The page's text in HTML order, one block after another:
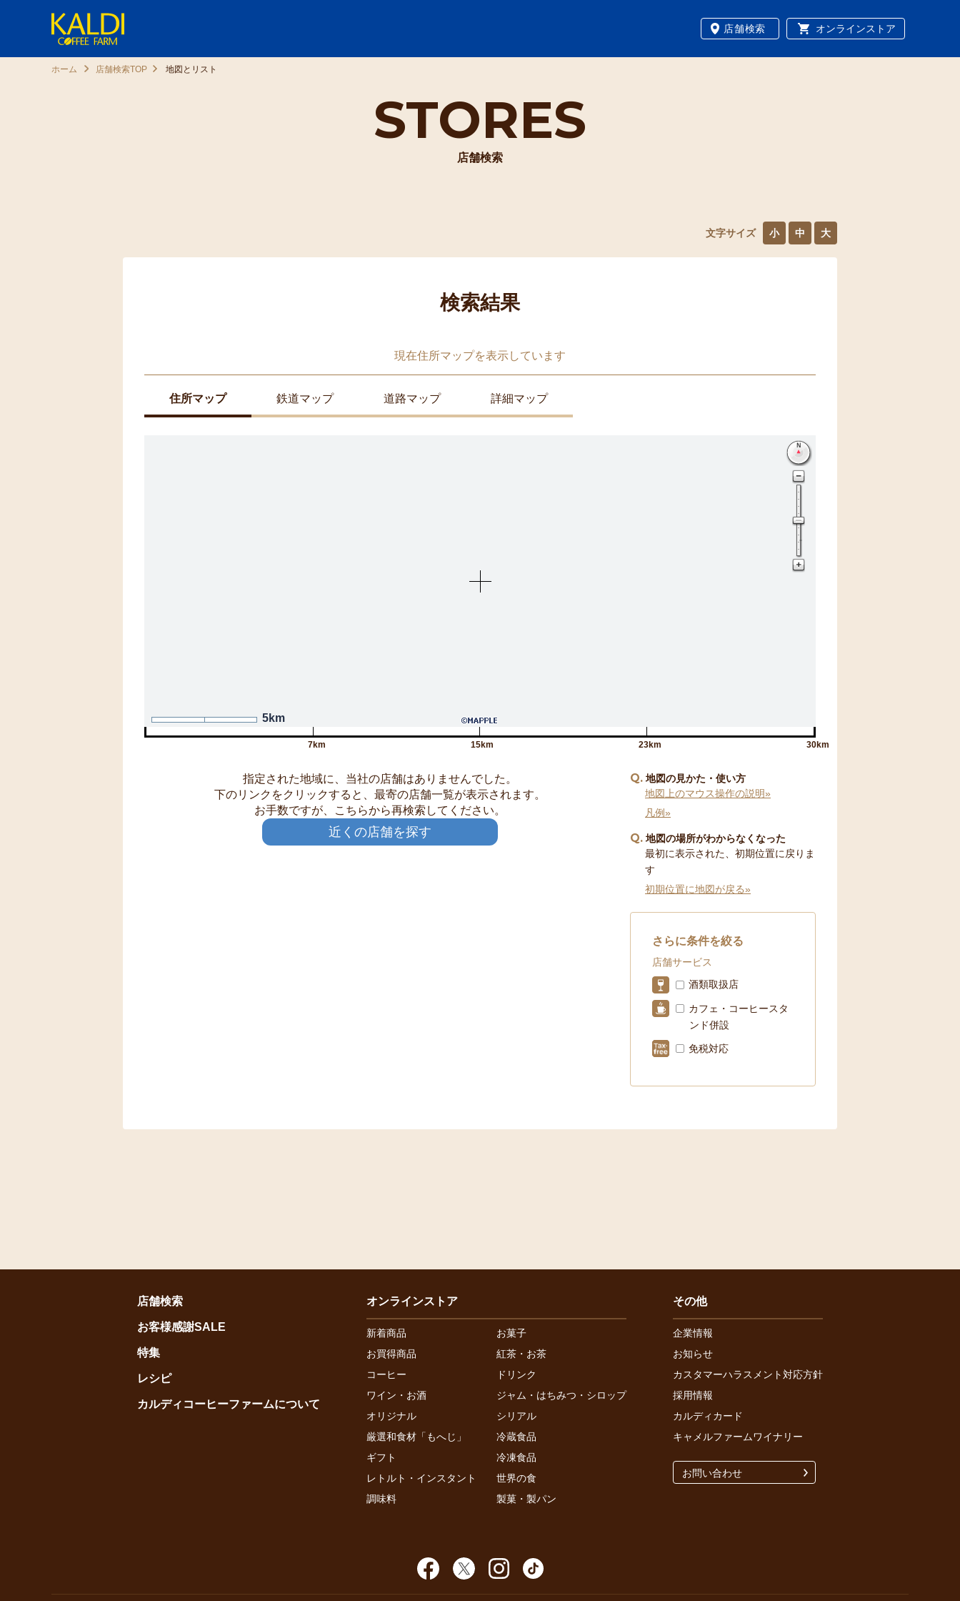
店舗検索 オンラインストア
STORES
店舗検索
ホーム 店舗検索TOP 地図とリスト
文字サイズ 小 中 大
検索結果
現在住所マップを表示しています
住所マップ 鉄道マップ 道路マップ 詳細マップ
5km
7km 15km 23km 30km
指定された地域に、当社の店舗はありませんでした。
下のリンクをクリックすると、最寄の店舗一覧が表示されます。
お手数ですが、こちらから再検索してください。
近くの店舗を探す
Q 地図の見かた・使い方
地図上のマウス操作の説明»
凡例»
Q 地図の場所がわからなくなった
最初に表示された、初期位置に戻りま
す
初期位置に地図が戻る»
さらに条件を絞る
店舗サービス
酒類取扱店
カフェ・コーヒースタ
ンド併設
免税対応
店舗検索
お客様感謝SALE
特集
レシピ
カルディコーヒーファームについて
オンラインストア
新着商品
お菓子
お買得商品
紅茶・お茶
コーヒー
ドリンク
ワイン・お酒
ジャム・はちみつ・シロップ
オリジナル
シリアル
厳選和食材「もへじ」
冷蔵食品
ギフト
冷凍食品
レトルト・インスタント
世界の食
調味料
製菓・製パン
その他
企業情報
お知らせ
カスタマーハラスメント対応方針
採用情報
カルディカード
キャメルファームワイナリー
お問い合わせ